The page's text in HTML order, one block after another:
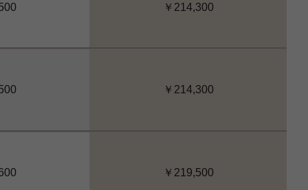
￥214,300
￥214,300
￥219,500